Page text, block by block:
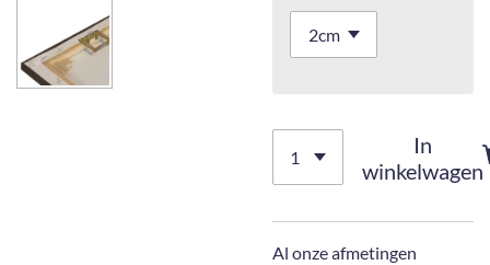
In
winkelwagen
Al onze afmetingen